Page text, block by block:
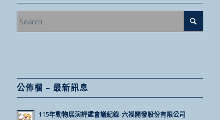
公佈欄 – 最新訊息
115年動物展演評鑑會議紀錄-六福開發股份有限公司